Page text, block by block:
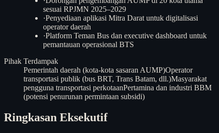
sesuai RPJMN 2025–2029
·Penyediaan aplikasi Mitra Darat untuk digitalisasi
operator daerah
·Platform Teman Bus dan executive dashboard untuk
pemantauan operasional BTS
Pihak Terdampak
Pemerintah daerah (kota-kota sasaran AUMP)Operator
transportasi publik (bus BRT, Trans Batam, dll.)Masyarakat
pengguna transportasi perkotaanPertamina dan industri BBM
(potensi penurunan permintaan subsidi)
Ringkasan Eksekutif